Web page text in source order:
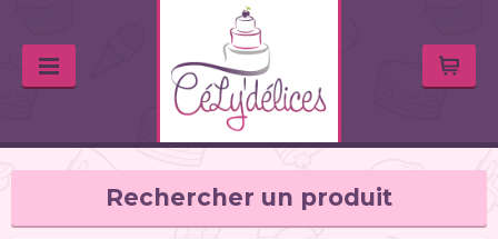
Rechercher un produit